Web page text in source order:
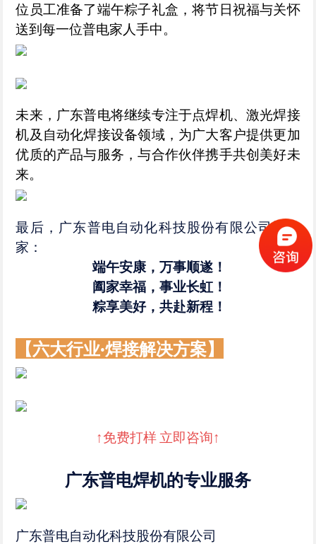
位员工准备了端午粽子礼盒，将节日祝福与关怀
送到每一位普电家人手中。
未来，广东普电将继续专注于点焊机、激光焊接
机及自动化焊接设备领域，为广大客户提供更加
优质的产品与服务，与合作伙伴携手共创美好未
来。
最后，广东普电自动化科技股份有限公司祝大
家：
端午安康，万事顺遂！
阖家幸福，事业长虹！
粽享美好，共赴新程！
【六大行业·焊接解决方案】
↑免费打样 立即咨询↑
广东普电焊机的专业服务
广东普电自动化科技股份有限公司